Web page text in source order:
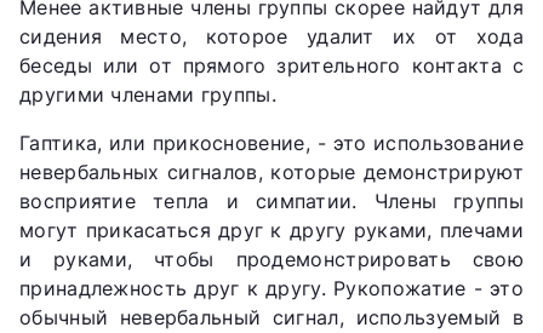
Менее активные члены группы скорее найдут для
сидения место, которое удалит их от хода
беседы или от прямого зрительного контакта с
другими членами группы.
Гаптика, или прикосновение, - это использование
невербальных сигналов, которые демонстрируют
восприятие тепла и симпатии. Члены группы
могут прикасаться друг к другу руками, плечами
и руками, чтобы продемонстрировать свою
принадлежность друг к другу. Рукопожатие - это
обычный невербальный сигнал, используемый в